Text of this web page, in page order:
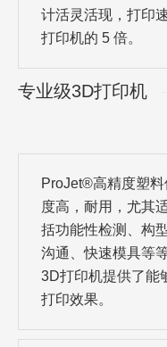
计活灵活现，打印
打印机的 5 倍。
专业级3D打印机
ProJet®高精度塑
度高，耐用，尤其
括功能性检测、构
沟通、快速模具等
3D打印机提供了能
打印效果。